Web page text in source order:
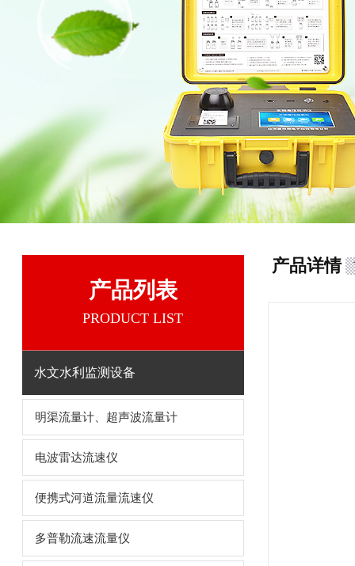
产品列表
PRODUCT LIST
水文水利监测设备
明渠流量计、超声波流量计
电波雷达流速仪
便携式河道流量流速仪
多普勒流速流量仪
产品详情